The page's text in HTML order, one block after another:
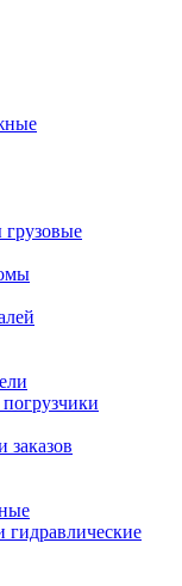
гидравлические